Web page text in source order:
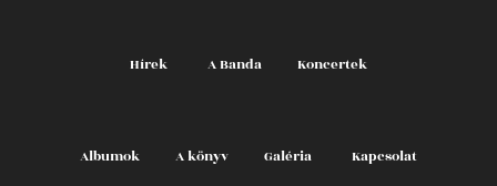
Hírek A Banda Koncertek
Albumok A könyv Galéria Kapcsolat